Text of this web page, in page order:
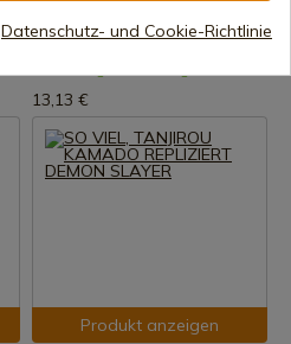
DÄMONENTÖTER
13,13 €
Produkt anzeigen
Datenschutz- und Cookie-Richtlinie